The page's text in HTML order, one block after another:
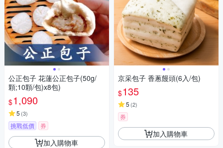
公正包子 花蓮公正包子(50g/
顆;10顆/包)x8包)
$1,090
5 (3)
挑戰低價 券
加入購物車
京采包子 香蔥饅頭(6入/包)
$135
5 (2)
券
加入購物車